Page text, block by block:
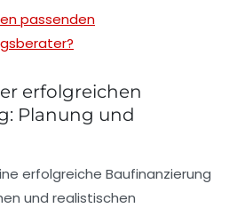
passenden
erfolgreichen
Planung und
erfolgreiche Baufinanzierung
und realistischen